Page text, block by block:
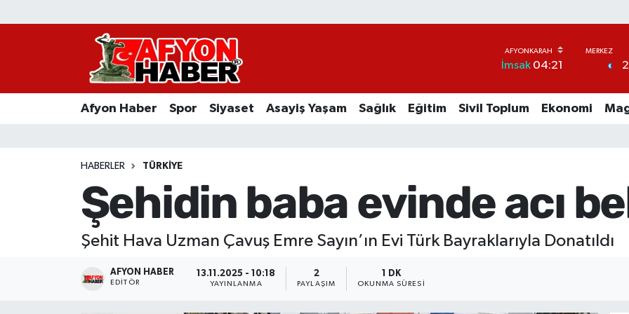
İmsak04:21
Afyon Haber Spor Siyaset Asayiş Yaşam Sağlık Eğitim Sivil Toplum Ekonomi
HABERLER TÜRKIYE
Şehidin baba evinde acı
Şehit Hava Uzman Çavuş Emre Sayın’ın Evi Türk Bayraklarıyla Donatıldı
AFYON HABER
EDITÖR
13.11.2025 - 10:18
YAYINLANMA
2
PAYLAŞIM
1 DK
OKUNMA SÜRESI
Afyon Haber
Asayiş Yaşam